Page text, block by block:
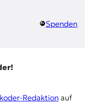
Spenden
Redaktionauf